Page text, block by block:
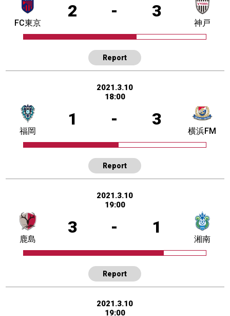
2 - 3
FC東京 神戸
Report
2021.3.10
18:00
1 - 3
福岡 横浜FM
Report
2021.3.10
19:00
3 - 1
鹿島 湘南
Report
2021.3.10
19:00